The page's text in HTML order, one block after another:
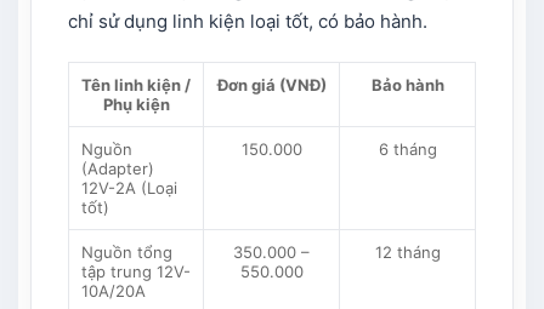
chỉ sử dụng linh kiện loại tốt, có bảo hành.
Tên linh kiện /
Phụ kiện
Đơn giá (VNĐ) Bảo hành
Nguồn
(Adapter)
12V-2A (Loại
tốt)
150.000 6 tháng
Nguồn tổng
tập trung 12V-
10A/20A
350.000 –
550.000
12 tháng